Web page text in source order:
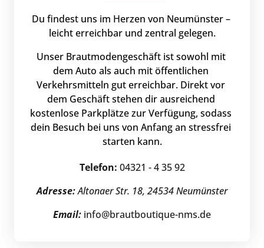
Du findest uns im Herzen von Neumünster –
leicht erreichbar und zentral gelegen.
Unser Brautmodengeschäft ist sowohl
mit
dem Auto als auch mit
Verkehrsmitteln gut erreichbar. Direkt
dem Geschäft stehen dir
kostenlose Parkplätze zur Verfügung,
dein Besuch bei uns von Anfang an
starten kann.
Telefon: 04321 - 4 35 92
Adresse: Altonaer Str. 18, 24534 Neumünster
Email: info@brautboutique-nms.de